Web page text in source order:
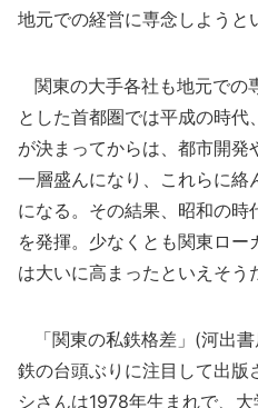
地元での経営に専念しようと
関東の大手各社も地元での
とした首都圏では平成の時
が決まってからは、都市開
一層盛んになり、これらに絡
になる。その結果、昭和の
を発揮。少なくとも関東ロ
は大いに高まったといえそう
「関東の私鉄格差」(河出
鉄の台頭ぶりに注目して出版
シさんは1978年生まれで、